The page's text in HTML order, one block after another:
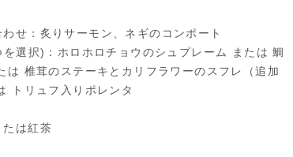
わせ：炙りサーモン、ネギのコンポート
を選択)：ホロホロチョウのシュプレーム または 鯛
は 椎茸のステーキとカリフラワーのスフレ（追加
トリュフ入りポレンタ
たは紅茶